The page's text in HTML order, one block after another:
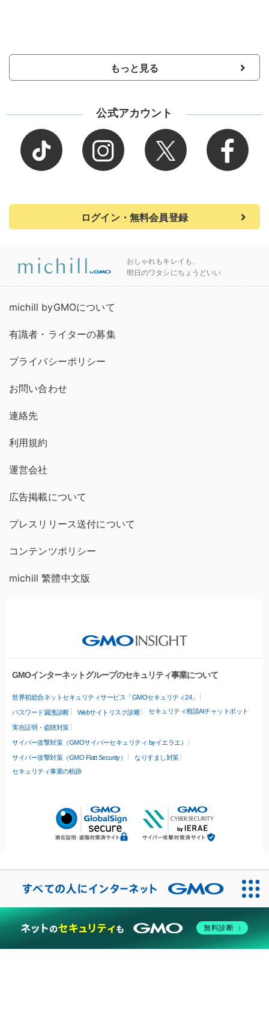
もっと見る
公式アカウント
ログイン・無料会員登録
おしゃれもキレイも、
明日のワタシにちょうどいい
michill byGMOについて
有識者・ライターの募集
プライバシーポリシー
お問い合わせ
連絡先
利用規約
運営会社
広告掲載について
プレスリリース送付について
コンテンツポリシー
michill 繁體中文版
GMOインターネットグループのセキュリティ事業について
世界初総合ネットセキュリティサービス「GMOセキュリティ24」
パスワード漏洩診断 Webサイトリスク診断 セキュリティ相談AIチャットボット
実在証明・盗聴対策
サイバー攻撃対策（GMOサイバーセキュリティ byイエラエ）
サイバー攻撃対策（GMO Flatt Security）
なりすまし対策
セキュリティ事業の軌跡
無料診断